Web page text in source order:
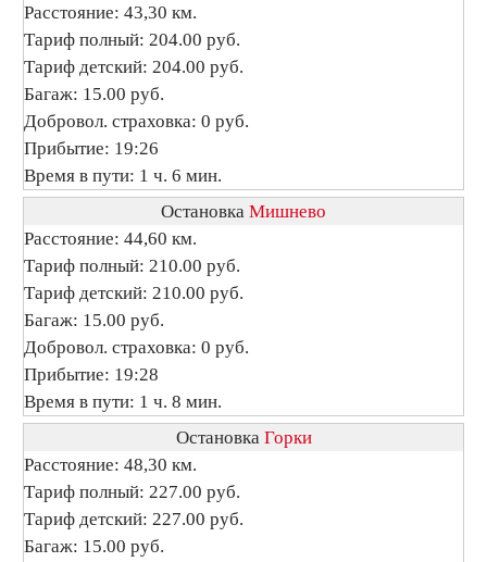
Расстояние: 43,30 км.
Тариф полный: 204.00 руб.
Тариф детский: 204.00 руб.
Багаж: 15.00 руб.
Добровол. страховка: 0 руб.
Прибытие: 19:26
Время в пути: 1 ч. 6 мин.
Остановка Мишнево
Расстояние: 44,60 км.
Тариф полный: 210.00 руб.
Тариф детский: 210.00 руб.
Багаж: 15.00 руб.
Добровол. страховка: 0 руб.
Прибытие: 19:28
Время в пути: 1 ч. 8 мин.
Остановка Горки
Расстояние: 48,30 км.
Тариф полный: 227.00 руб.
Тариф детский: 227.00 руб.
Багаж: 15.00 руб.